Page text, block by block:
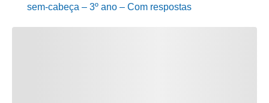
sem-cabeça – 3º ano – Com respostas